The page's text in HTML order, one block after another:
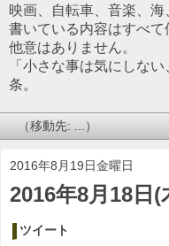
映画、自転車、音楽、海
書いている内容はすべて
他意はありません。
「小さな事は気にしな
条。
2016年8月19日金曜日
2016年8月18日
ツイート